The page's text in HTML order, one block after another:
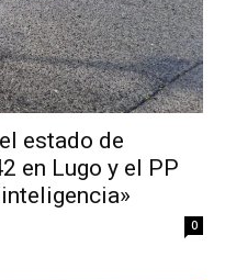
estado de
en Lugo y el PP
0